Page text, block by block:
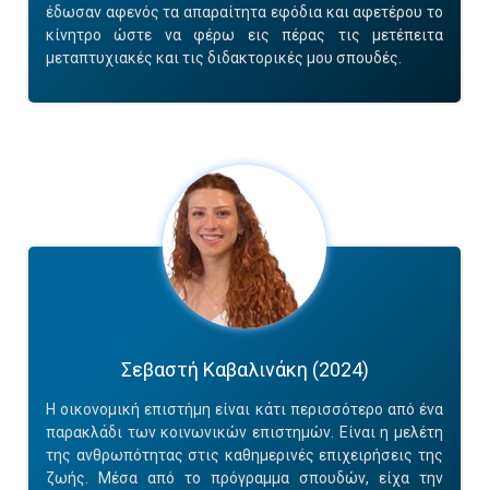
έδωσαν αφενός τα απαραίτητα εφόδια και αφετέρου το
κίνητρο ώστε να φέρω εις πέρας τις μετέπειτα
μεταπτυχιακές και τις διδακτορικές μου σπουδές.
Σεβαστή Καβαλινάκη (2024)
Η οικονομική επιστήμη είναι κάτι περισσότερο από ένα
παρακλάδι των κοινωνικών επιστημών. Eίναι η μελέτη
της ανθρωπότητας στις καθημερινές επιχειρήσεις της
ζωής. Μέσα από το πρόγραμμα σπουδών, είχα την